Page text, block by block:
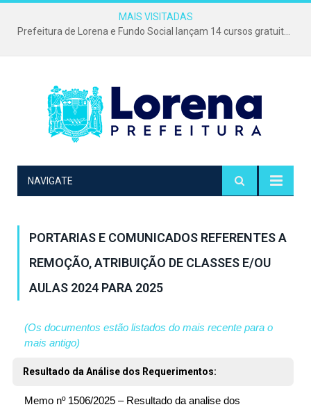
MAIS VISITADAS
Prefeitura de Lorena e Fundo Social lançam 14 cursos gratuitos para o 2º semestre de 2026, com 770 vagas
NAVIGATE
PORTARIAS E COMUNICADOS REFERENTES A
REMOÇÃO, ATRIBUIÇÃO DE CLASSES E/OU
AULAS 2024 PARA 2025
(Os documentos estão listados do mais recente para o
mais antigo)
Resultado da Análise dos Requerimentos:
Memo nº 1506/2025 – Resultado da analise dos